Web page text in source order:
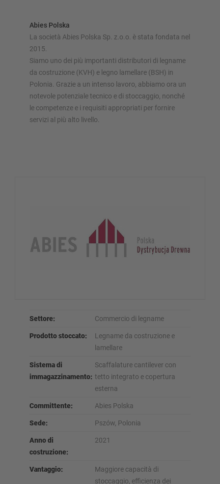
Abies Polska
La società Abies Polska Sp. z.o.o. è stata fondata nel
2015.
Siamo uno dei più importanti distributori di legname
da costruzione (KVH) e legno lamellare (BSH) in
Polonia. Grazie a un intenso lavoro, abbiamo ora un
notevole potenziale tecnico e di stoccaggio, nonché
le competenze e i requisiti appropriati per fornire
servizi al più alto livello.
Settore: Commercio di legname
Prodotto stoccato:
Legname da costruzione e
lamellare
Sistema di
immagazzinamento:
Scaffalature cantilever con
tetto integrato e copertura
esterna
Committente: Abies Polska
Sede: Pszów, Polonia
Anno di
costruzione:
2021
Vantaggio:
Maggiore capacità di
stoccaggio, efficienza dei